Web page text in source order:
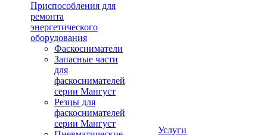
Приспособления для
ремонта
энергетического
оборудования
Фаскосниматели
Запасные части
для
фаскоснимателей
серии Мангуст
Резцы для
фаскоснимателей
серии Мангуст
Услуги